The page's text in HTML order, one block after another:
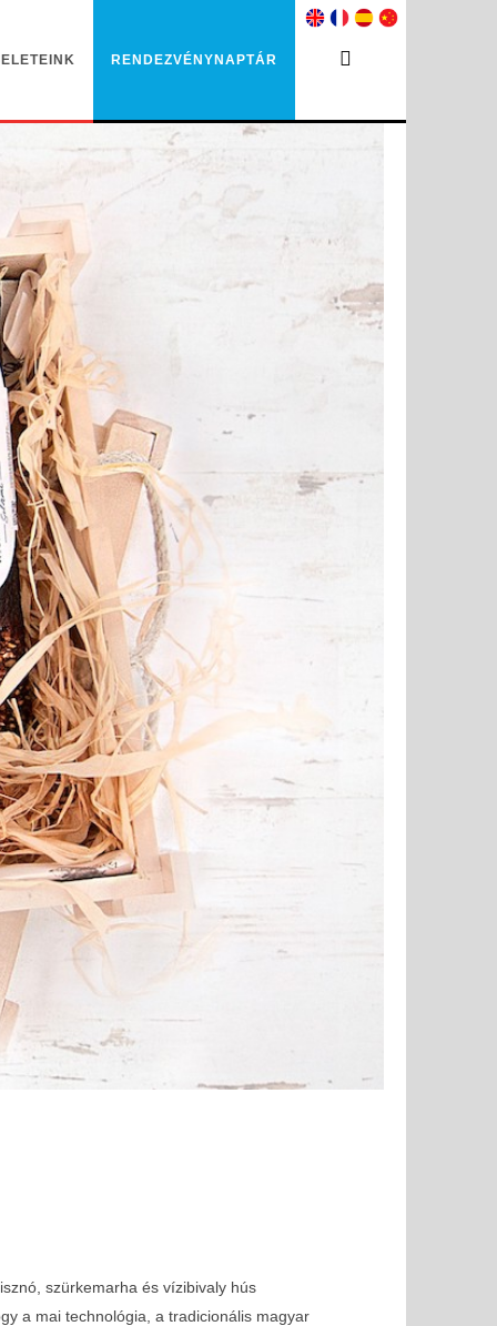
RENDEZVÉNYNAPTÁR
szürkemarha és vízibivaly hús
a mai technológia, a tradicionális magyar